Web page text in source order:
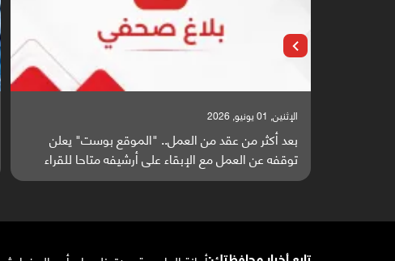
الإثنين, 01 يونيو, 2026
بعد أكثر من عقد من العمل.. "الموقع بوست" يعلن
توقفه عن العمل مع الإبقاء على أرشيفه متاحا للقراء